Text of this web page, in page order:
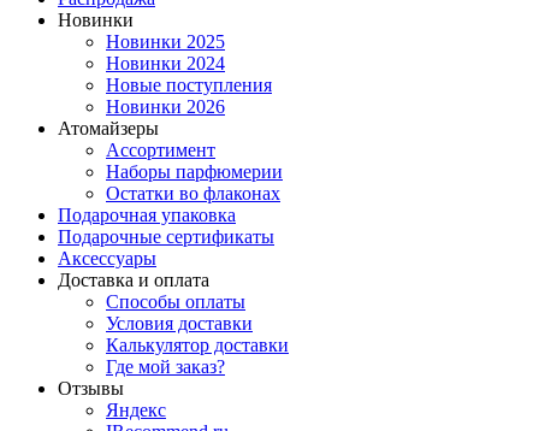
Новинки
Новинки 2025
Новинки 2024
Новые поступления
Новинки 2026
Атомайзеры
Ассортимент
Наборы парфюмерии
Остатки во флаконах
Подарочная упаковка
Подарочные сертификаты
Аксессуары
Доставка и оплата
Способы оплаты
Условия доставки
Калькулятор доставки
Где мой заказ?
Отзывы
Яндекс